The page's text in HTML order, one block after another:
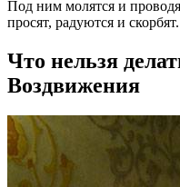
Под ним молятся и
просят, радуются и скорбят.
Что нельзя
Воздвижения